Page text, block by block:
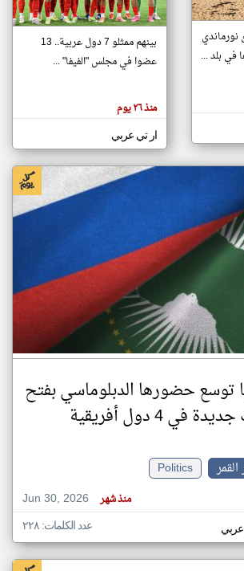
تغيير الدولة
اخبار جزر القمر على مدار الساعة
أهم اخبار جزر القمر العاجلة والمباشرة
في بلد ...
بينهم ممثلو 7 دول عربية.. 13
عضوا في مجلس "الفيفا" ...
منذ ٢٦ يوم
ار تي عربي
توسع حضورها الدبلوماسي بفتح
في 4 دول أفريقية
Politics
Jun 30, 2026
منذ شهر
عربي عدد الكلمات: ٢٢٨
klyoum.com